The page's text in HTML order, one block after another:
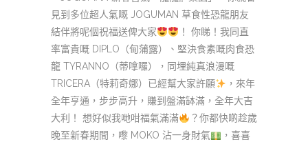
見到多位超人氣嘅 JOGUMAN 草食性恐龍朋友
結伴將呢個祝福送俾大家
！ 你睇！我同直
率富貴嘅 DIPLO（甸蒲露）、堅決食素嘅肉食恐
龍 TYRANNO（蒂嗱囉），同埋純真浪漫嘅
TRICERA（特莉奇娜）已經幫大家許願
，來年
全年亨通，步步高升，賺到盤滿缽滿，全年大吉
大利！ 想好似我哋咁福氣滿滿
？你都快啲趁歲
晚至新春期間，嚟 MOKO 沾一身財氣
，喜喜